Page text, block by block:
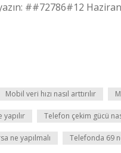
##72786#12
Mobil veri hızı nasıl arttırılır
Telefon çekim gücü
ne yapılmalı Telefonda 69